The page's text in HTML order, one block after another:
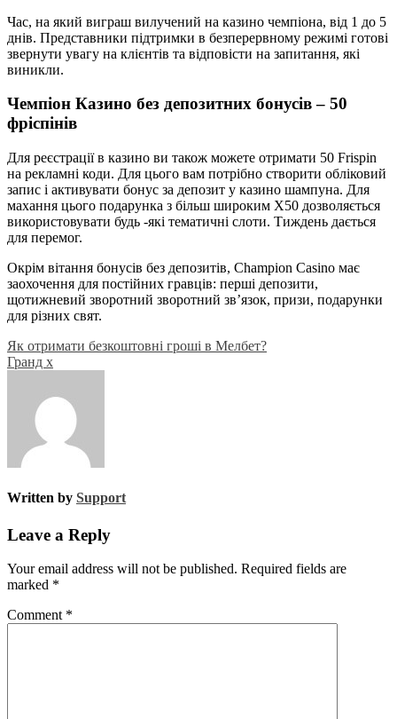
Час, на який виграш вилучений на казино чемпіона, від 1 до 5
днів. Представники підтримки в безперервному режимі готові
звернути увагу на клієнтів та відповісти на запитання, які
виникли.
Чемпіон Казино без депозитних бонусів – 50
фріспінів
Для реєстрації в казино ви також можете отримати 50 Frispin
на рекламні коди. Для цього вам потрібно створити обліковий
запис і активувати бонус за депозит у казино шампуна. Для
махання цього подарунка з більш широким X50 дозволяється
використовувати будь -які тематичні слоти. Тиждень дається
для перемог.
Окрім вітання бонусів без депозитів, Champion Casino має
заохочення для постійних гравців: перші депозити,
щотижневий зворотний зворотний зв’язок, призи, подарунки
для різних свят.
Post
navigation
Як отримати безкоштовні гроші в Мелбет?
Гранд х
Written by Support
Leave a Reply
Your email address will not be published. Required fields are
marked *
Comment *